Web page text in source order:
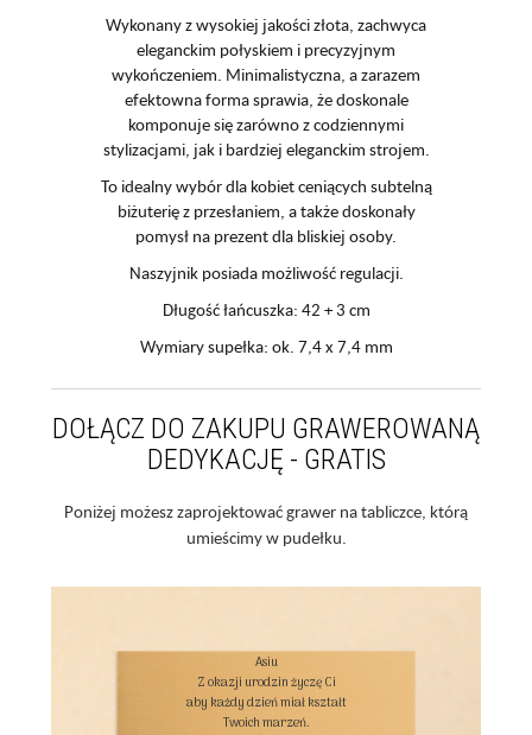
Wykonany z wysokiej jakości złota, zachwyca
eleganckim połyskiem i precyzyjnym
wykończeniem. Minimalistyczna, a zarazem
efektowna forma sprawia, że doskonale
komponuje się zarówno z codziennymi
stylizacjami, jak i bardziej eleganckim strojem.
To idealny wybór dla kobiet ceniących subtelną
biżuterię z przesłaniem, a także doskonały
pomysł na prezent dla bliskiej osoby.
Naszyjnik posiada możliwość regulacji.
Długość łańcuszka: 42 + 3 cm
Wymiary supełka: ok. 7,4 x 7,4 mm
DOŁĄCZ DO ZAKUPU GRAWEROWANĄ
DEDYKACJĘ - GRATIS
Poniżej możesz zaprojektować grawer na tabliczce, którą
umieścimy w pudełku.
Asiu
Z okazji urodzin życzę Ci
aby każdy dzień miał kształt
Twoich marzeń.